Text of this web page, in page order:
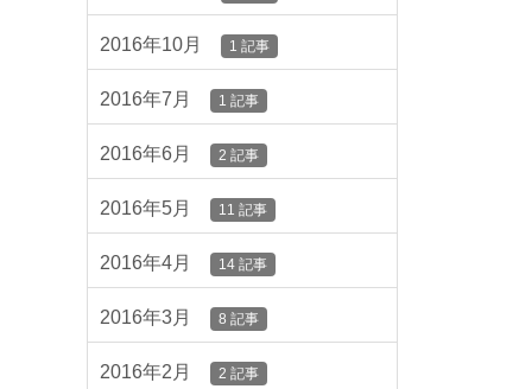
2016年10月 1 記事
2016年7月 1 記事
2016年6月 2 記事
2016年5月 11 記事
2016年4月 14 記事
2016年3月 8 記事
2016年2月 2 記事